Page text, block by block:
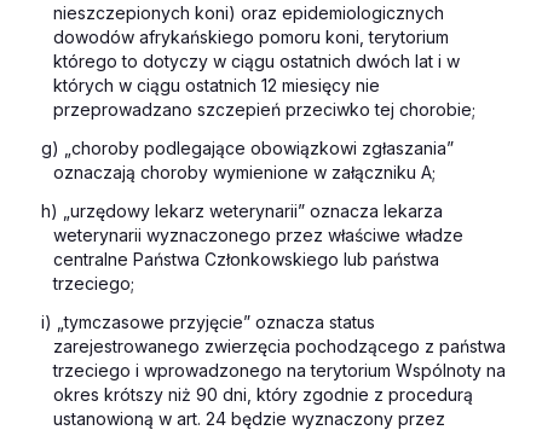
nieszczepionych koni) oraz epidemiologicznych
dowodów afrykańskiego pomoru koni, terytorium
którego to dotyczy w ciągu ostatnich dwóch lat i w
których w ciągu ostatnich 12 miesięcy nie
przeprowadzano szczepień przeciwko tej chorobie;
g) „choroby podlegające obowiązkowi zgłaszania”
oznaczają choroby wymienione w załączniku A;
h) „urzędowy lekarz weterynarii” oznacza lekarza
weterynarii wyznaczonego przez właściwe władze
centralne Państwa Członkowskiego lub państwa
trzeciego;
i) „tymczasowe przyjęcie” oznacza status
zarejestrowanego zwierzęcia pochodzącego z państwa
trzeciego i wprowadzonego na terytorium Wspólnoty na
okres krótszy niż 90 dni, który zgodnie z procedurą
ustanowioną w art. 24 będzie wyznaczony przez